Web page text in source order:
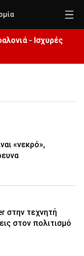
- Ισχυρές
«νεκρό»,
στην τεχνητή
στον πολιτισμό